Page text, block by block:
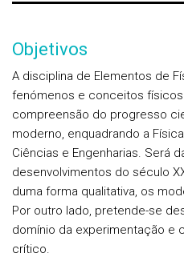
Objetivos
A disciplina de Elementos de
fenómenos e conceitos físicos
compreensão do progresso
moderno, enquadrando a
Ciências e Engenharias. Será
desenvolvimentos do século
duma forma qualitativa, os
Por outro lado, pretende-se
domínio da experimentação e
crítico.